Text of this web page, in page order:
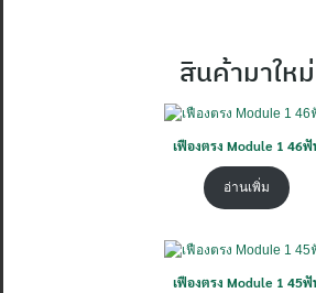
สินค้ามาใหม่
เฟืองตรง Module 1 46ฟั
อ่านเพิ่ม
เฟืองตรง Module 1 45ฟั